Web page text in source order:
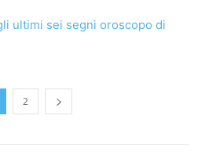
ultimi sei segni oroscopo di
2